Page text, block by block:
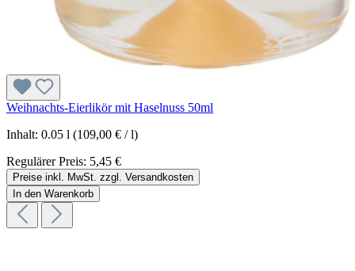
Weihnachts-Eierlikör mit Haselnuss 50ml
Inhalt: 0.05 l (109,00 € / l)
Regulärer Preis: 5,45 €
Preise inkl. MwSt. zzgl. Versandkosten
In den Warenkorb